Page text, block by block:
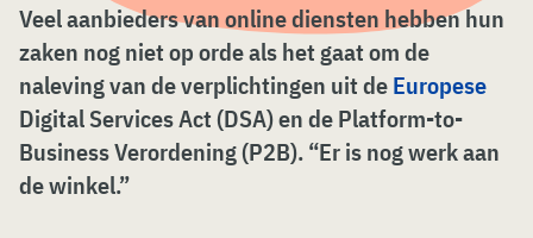
Veel aanbieders van online diensten hebben hun
zaken nog niet op orde als het gaat om de
naleving van de verplichtingen uit deEuropese
Digital Services Act (DSA) en de Platform-to-
Business Verordening (P2B). “Er is nog werk aan
de winkel.”